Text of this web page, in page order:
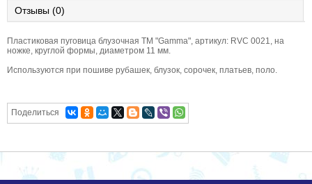
Отзывы (0)
Пластиковая пуговица блузочная ТМ "Gamma", артикул: RVC 0021, на
ножке, круглой формы, диаметром 11 мм.
Используются при пошиве рубашек, блузок, сорочек, платьев, поло.
Поделиться